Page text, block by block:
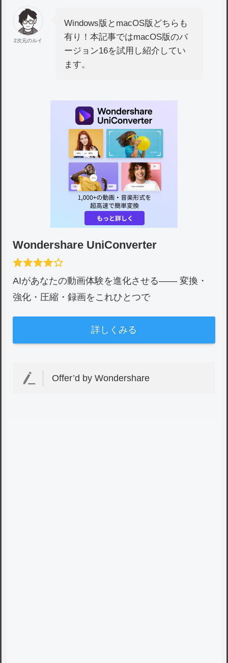
2次元のルイ
Windows版とmacOS版どちらも
有り！本記事ではmacOS版のバ
ージョン16を試用し紹介してい
ます。
Wondershare UniConverter
AIがあなたの動画体験を進化させる―― 変換・
強化・圧縮・録画をこれひとつで
詳しくみる
Offer’d by Wondershare